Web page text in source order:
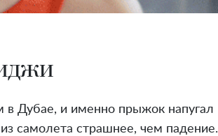
Дубае, и именно прыжок напугал
самолета страшнее, чем падение.